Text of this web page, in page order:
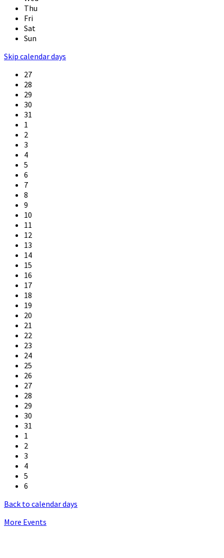
Thu
Fri
Sat
Sun
Skip calendar days
27
28
29
30
31
1
2
3
4
5
6
7
8
9
10
11
12
13
14
15
16
17
18
19
20
21
22
23
24
25
26
27
28
29
30
31
1
2
3
4
5
6
Back to calendar days
More Events